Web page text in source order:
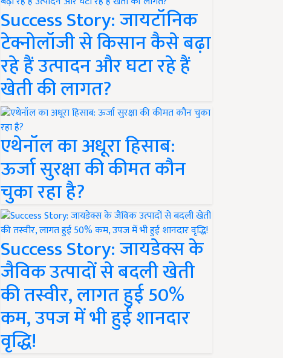
Success Story: जायटॉनिक
टेक्नोलॉजी से किसान कैसे बढ़ा
रहे हैं उत्पादन और घटा रहे हैं
खेती की लागत?
एथेनॉल का अधूरा हिसाब:
ऊर्जा सुरक्षा की कीमत कौन
चुका रहा है?
Success Story: जायडेक्स के
जैविक उत्पादों से बदली खेती
की तस्वीर, लागत हुई 50%
कम, उपज में भी हुई शानदार
वृद्धि!